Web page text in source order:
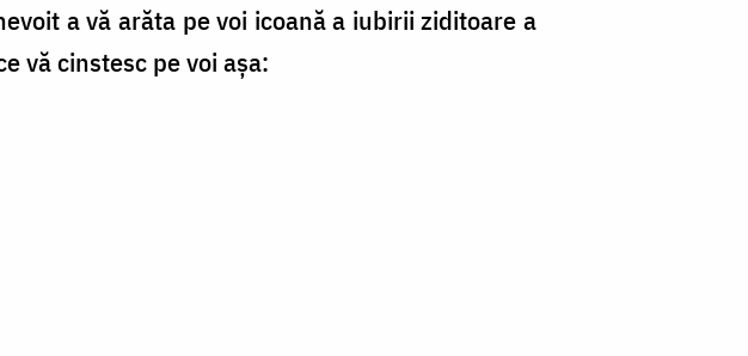
a vă arăta pe voi icoană a iubirii ziditoare a
vă cinstesc pe voi aşa: